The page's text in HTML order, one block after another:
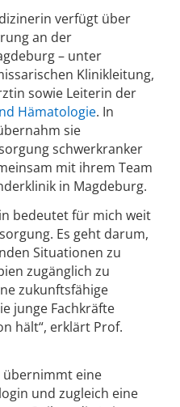
verfügt über
an der
– unter
Klinikleitung,
sowie Leiterin der
Hämatologie. In
sie
schwerkranker
mit ihrem Team
in Magdeburg.
bedeutet für mich weit
Es geht darum,
Situationen zu
zugänglich zu
zukunftsfähige
junge Fachkräfte
hält“, erklärt Prof.
übernimmt eine
und zugleich eine